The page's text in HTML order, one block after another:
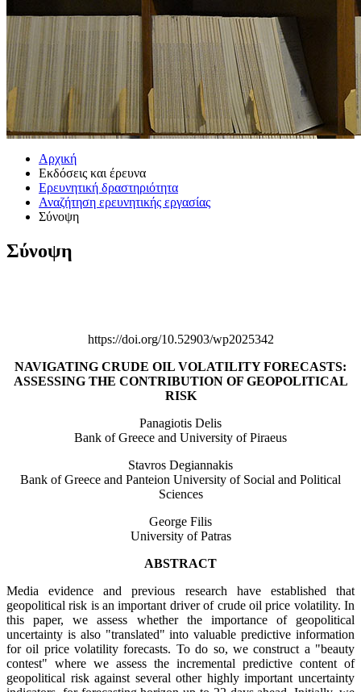
Αρχική
Εκδόσεις και έρευνα
Ερευνητική δραστηριότητα
Αναζήτηση ερευνητικής εργασίας
Σύνοψη
Σύνοψη
https://doi.org/10.52903/wp2025342
NAVIGATING CRUDE OIL VOLATILITY FORECASTS:
ASSESSING THE CONTRIBUTION OF GEOPOLITICAL
RISK
Panagiotis Delis
Bank of Greece and University of Piraeus
Stavros Degiannakis
Bank of Greece and Panteion University of Social and Political
Sciences
George Filis
University of Patras
ABSTRACT
Media evidence and previous research have established that
geopolitical risk is an important driver of crude oil price volatility. In
this paper, we assess whether the importance of geopolitical
uncertainty is also "translated" into valuable predictive information
for oil price volatility forecasts. To do so, we construct a "beauty
contest" where we assess the incremental predictive content of
geopolitical risk against several other highly important uncertainty